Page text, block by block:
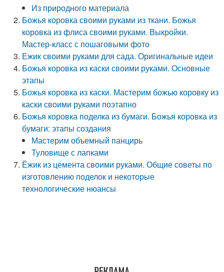
Из природного материала
Божья коровка своими руками из ткани. Божья
коровка из флиса своими руками. Выкройки.
Мастер-класс с пошаговыми фото
Ежик своими руками для сада. Оригинальные идеи
Божья коровка из каски своими руками. Основные
этапы
Божья коровка из каски. Мастерим божью коровку из
каски своими руками поэтапно
Божья коровка поделка из бумаги. Божья коровка из
бумаги: этапы создания
Мастерим объемный панцирь
Туловище с лапками
Ёжик из цемента своими руками. Общие советы по
изготовлению поделок и некоторые
технологические нюансы